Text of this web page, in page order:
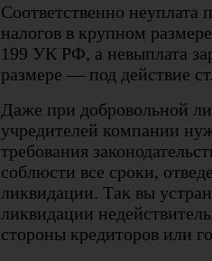
Соответственно
налогов в крупном
199 УК РФ, а невыплата
размере — под действие
Даже при добровольной
учредителей компании
требования
соблюсти все сроки,
ликвидации. Так вы
ликвидации
стороны кредиторов или